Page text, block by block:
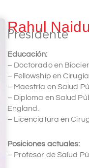
Rahul Naidu
Presidente
Educación:
– Doctorado en
– Fellowship en
– Maestría en Salud
– Diploma en Salud
England.
– Licenciatura en
Posiciones actuales:
– Profesor de Salud